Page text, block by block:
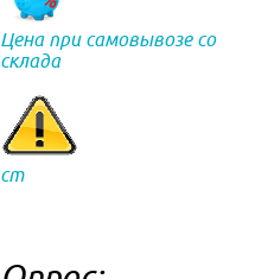
Цена при самовывозе со
склада
ст